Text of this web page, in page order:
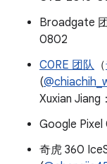
Broadgate
0802
C0RE 团队 （
(
Xuxian
Google Pixel
奇虎 360